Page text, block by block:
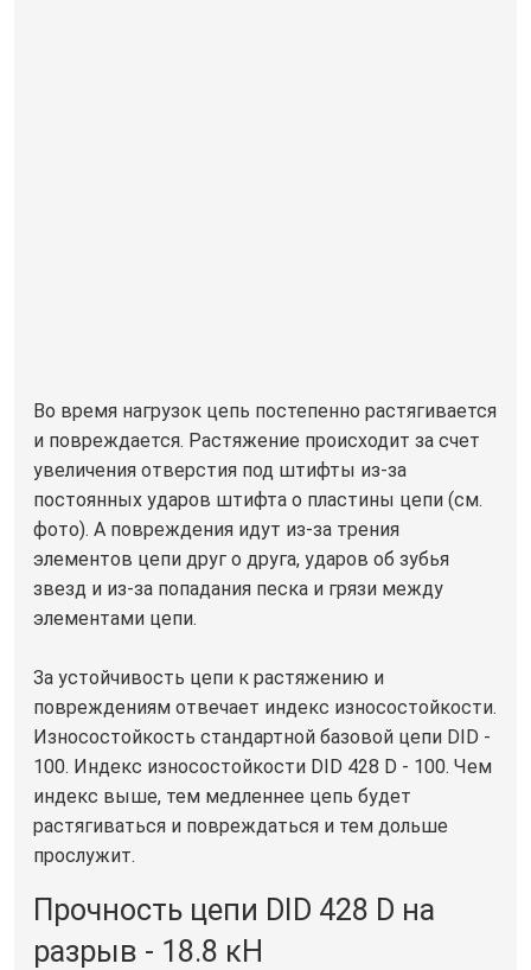
Во время нагрузок цепь постепенно растягивается
и повреждается. Растяжение происходит за счет
увеличения отверстия под штифты из-за
постоянных ударов штифта о пластины цепи (см.
фото). А повреждения идут из-за трения
элементов цепи друг о друга, ударов об зубья
звезд и из-за попадания песка и грязи между
элементами цепи.
За устойчивость цепи к растяжению и
повреждениям отвечает индекс износостойкости.
Износостойкость стандартной базовой цепи DID -
100. Индекс износостойкости DID 428 D - 100. Чем
индекс выше, тем медленнее цепь будет
растягиваться и повреждаться и тем дольше
прослужит.
Прочность цепи DID 428 D на
разрыв - 18.8 кН